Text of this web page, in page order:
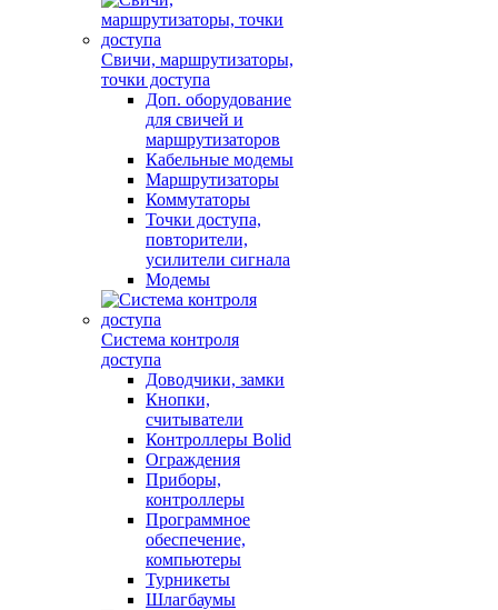
Свичи, маршрутизаторы,
точки доступа
Доп. оборудование
для свичей и
маршрутизаторов
Кабельные модемы
Маршрутизаторы
Коммутаторы
Точки доступа,
повторители,
усилители сигнала
Модемы
Система контроля
доступа
Доводчики, замки
Кнопки,
считыватели
Контроллеры Bolid
Ограждения
Приборы,
контроллеры
Программное
обеспечение,
компьютеры
Турникеты
Шлагбаумы